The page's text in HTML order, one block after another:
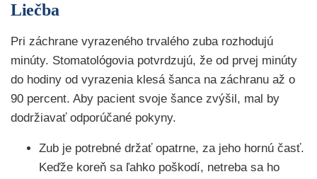
Liečba
Pri záchrane vyrazeného trvalého zuba rozhodujú
minúty. Stomatológovia potvrdzujú, že od prvej minúty
do hodiny od vyrazenia klesá šanca na záchranu až o
90 percent. Aby pacient svoje šance zvýšil, mal by
dodržiavať odporúčané pokyny.
Zub je potrebné držať opatrne, za jeho hornú časť.
Keďže koreň sa ľahko poškodí, netreba sa ho